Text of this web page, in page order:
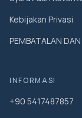
Kebijakan Privasi
PEMBATALAN
INFORMASI
+90 5417487857